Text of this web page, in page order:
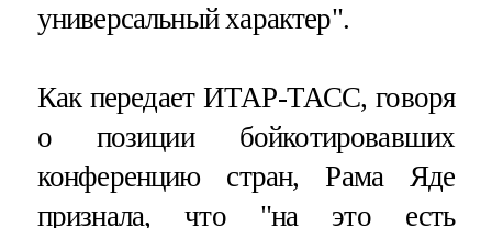
универсальный характер".
Как передает ИТАР-ТАСС, говоря
о позиции бойкотировавших
конференцию стран, Рама Яде
признала, что "на это есть